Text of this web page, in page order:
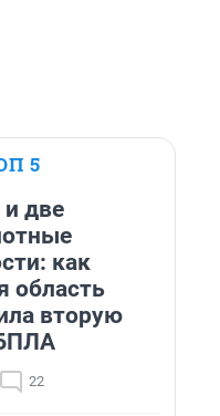
5
две
как
область
вторую
22